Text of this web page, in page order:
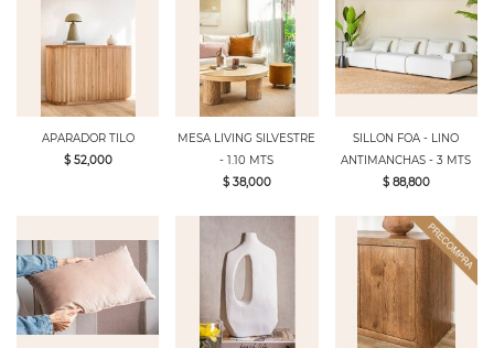
APARADOR TILO
$ 52,000
MESA LIVING SILVESTRE
- 1.10 MTS
$ 38,000
SILLON FOA - LINO
ANTIMANCHAS - 3 MTS
$ 88,800